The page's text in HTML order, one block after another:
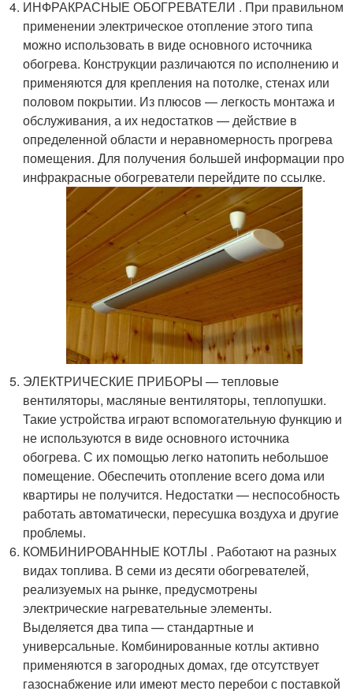
ИНФРАКРАСНЫЕ ОБОГРЕВАТЕЛИ . При правильном
применении электрическое отопление этого типа
можно использовать в виде основного источника
обогрева. Конструкции различаются по исполнению и
применяются для крепления на потолке, стенах или
половом покрытии. Из плюсов — легкость монтажа и
обслуживания, а их недостатков — действие в
определенной области и неравномерность прогрева
помещения. Для получения большей информации про
инфракрасные обогреватели перейдите по ссылке.
ЭЛЕКТРИЧЕСКИЕ ПРИБОРЫ — тепловые
вентиляторы, масляные вентиляторы, теплопушки.
Такие устройства играют вспомогательную функцию и
не используются в виде основного источника
обогрева. С их помощью легко натопить небольшое
помещение. Обеспечить отопление всего дома или
квартиры не получится. Недостатки — неспособность
работать автоматически, пересушка воздуха и другие
проблемы.
КОМБИНИРОВАННЫЕ КОТЛЫ . Работают на разных
видах топлива. В семи из десяти обогревателей,
реализуемых на рынке, предусмотрены
электрические нагревательные элементы.
Выделяется два типа — стандартные и
универсальные. Комбинированные котлы активно
применяются в загородных домах, где отсутствует
газоснабжение или имеют место перебои с поставкой